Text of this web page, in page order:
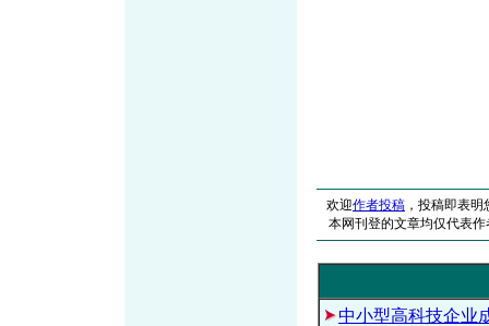
欢迎作者投稿 ，投稿即表
本网刊登的文章均仅代表
中小型高科技企业